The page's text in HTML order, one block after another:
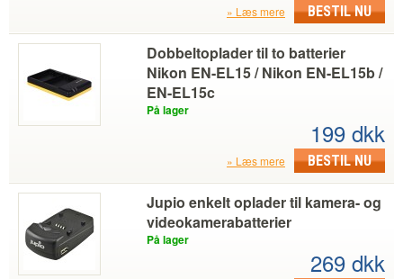
BESTIL NU
Læs mere
Dobbeltoplader til to batterier
Nikon EN-EL15 / Nikon EN-EL15b /
EN-EL15c
På lager
199 dkk
BESTIL NU
Læs mere
Jupio enkelt oplader til kamera- og
videokamerabatterier
På lager
269 dkk